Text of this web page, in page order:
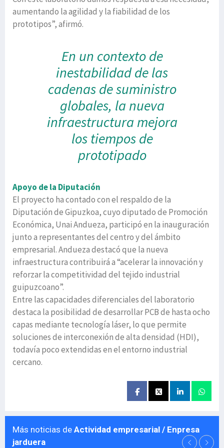
aumentando la agilidad y la fiabilidad de los
prototipos”, afirmó.
En un contexto de
inestabilidad de las
cadenas de suministro
globales, la nueva
infraestructura mejora
los tiempos de
prototipado
Apoyo de la Diputación
El proyecto ha contado con el respaldo de la
Diputación de Gipuzkoa, cuyo diputado de Promoción
Económica, Unai Andueza, participó en la inauguración
junto a representantes del centro y del ámbito
empresarial. Andueza destacó que la nueva
infraestructura contribuirá a “acelerar la innovación y
reforzar la competitividad del tejido industrial
guipuzcoano”.
Entre las capacidades diferenciales del laboratorio
destaca la posibilidad de desarrollar PCB de hasta ocho
capas mediante tecnología láser, lo que permite
soluciones de interconexión de alta densidad (HDI),
todavía poco extendidas en el entorno industrial
cercano.
Más noticias de Actividad empresarial / Enpresa
jarduera